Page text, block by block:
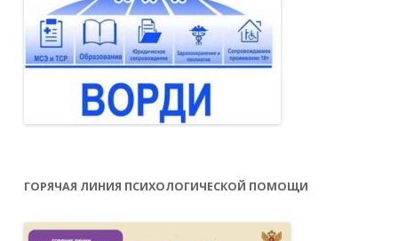
ГОРЯЧАЯ ЛИНИЯ ПСИХОЛОГИЧЕСКОЙ ПОМОЩИ